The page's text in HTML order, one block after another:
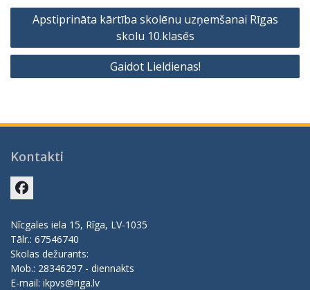
Ziņu
izvēlne
Apstiprināta kārtība skolēnu uzņemšanai Rīgas
skolu 10.klasēs
Gaidot Lieldienas!
Kontakti
Nīcgales iela 15, Rīga, LV-1035
Tālr.: 67546740
Skolas dežurants:
Mob.: 28346297 - diennakts
E-mail: ikpvs@riga.lv